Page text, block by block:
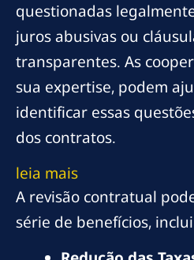
questionadas
juros abusivas ou
transparentes. As
sua expertise, podem
identificar essas
dos contratos.
leia mais
A revisão contratual
série de benefícios,